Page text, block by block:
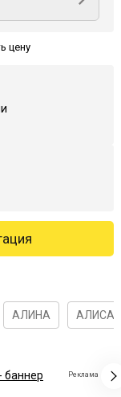
цену
АЛИНА АЛИСА
Реклама